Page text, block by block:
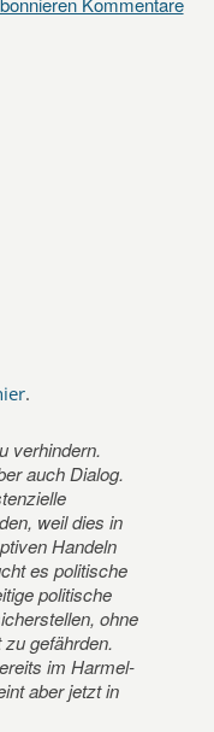
.
verhindern.
auch Dialog.
weil dies in
Handeln
es politische
politische
ohne
gefährden.
im Harmel-
aber jetzt in